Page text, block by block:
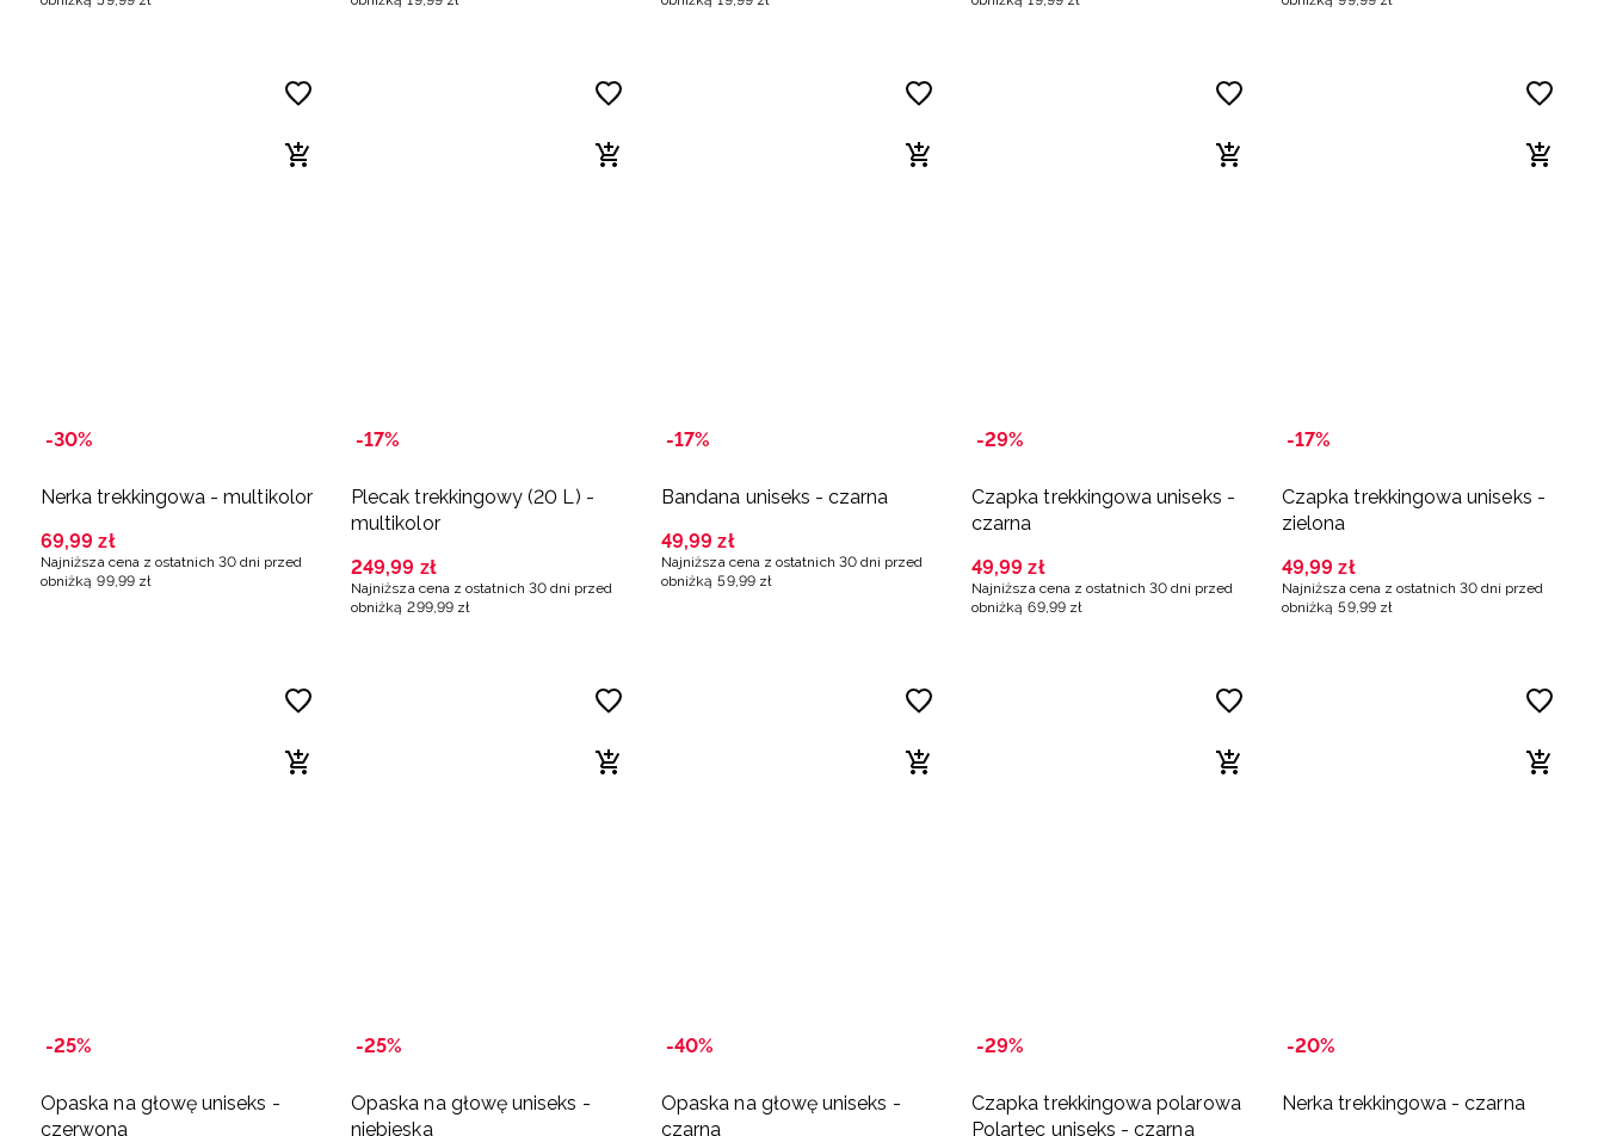
-30%
Nerka trekkingowa - multikolor
69,99 zł
Najniższa cena z ostatnich 30 dni przed
obniżką 99, 99 zł
-17%
Plecak trekkingowy (20 L) -
multikolor
249,99 zł
Najniższa cena z ostatnich 30 dni przed
obniżką 299, 99 zł
-17%
Bandana uniseks - czarna
49,99 zł
Najniższa cena z ostatnich 30 dni przed
obniżką 59, 99 zł
-29%
Czapka trekkingowa uniseks -
czarna
49,99 zł
Najniższa cena z ostatnich 30 dni przed
obniżką 69, 99 zł
-17%
Czapka trekkingowa uniseks -
zielona
49,99 zł
Najniższa cena z ostatnich 30 dni przed
obniżką 59, 99 zł
-25%
Opaska na głowę uniseks -
czerwona
-25%
Opaska na głowę uniseks -
niebieska
-40%
Opaska na głowę uniseks -
czarna
-29%
Czapka trekkingowa polarowa
Polartec uniseks - czarna
-20%
Nerka trekkingowa - czarna